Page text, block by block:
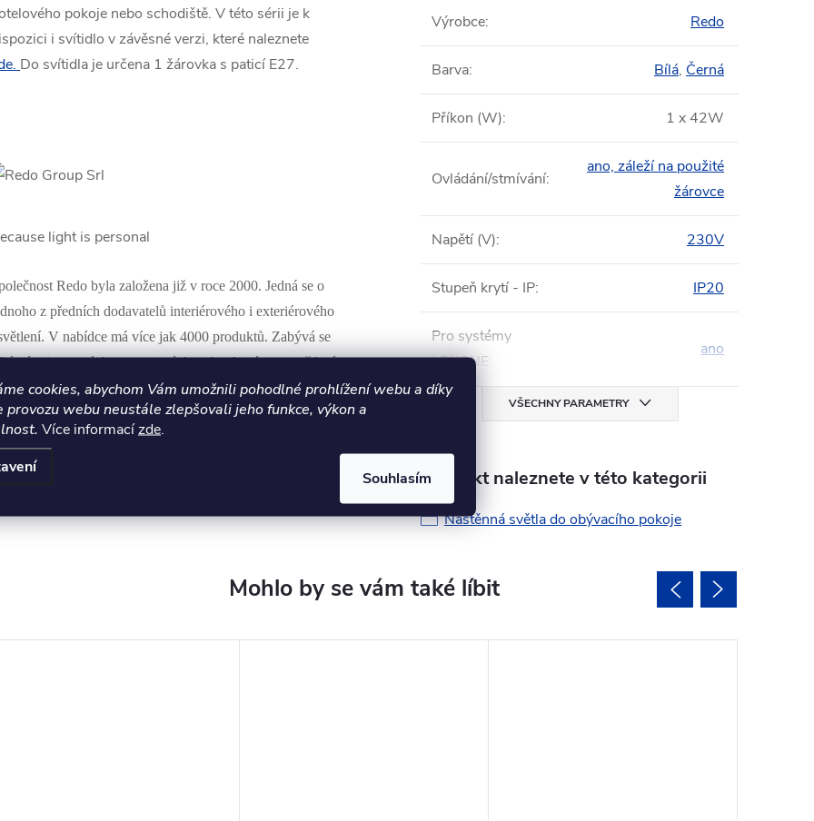
cookies, abychom Vám umožnili pohodlné prohlížení webu a díky
provozu webu neustále zlepšovali jeho funkce, výkon a
Více informacízde.
Souhlasím
pokoje nebo schodiště. V této sérii je k
i svítidlo v závěsné verzi, které naleznete
Do svítidla je určena 1 žárovka s paticí E27.
light is personal
Redo byla založena již v roce 2000. Jedná se o
z předních dodavatelů interiérového i exteriérového
V nabídce má více jak 4000 produktů. Zabývá se
vývojem a výzkumem nových technologií pro osvětlení.
Výrobce: Redo
Barva: Bílá, Černá
Příkon (W): 1 x 42W
Ovládání/stmívání:
ano, záleží na použité
žárovce
Napětí (V): 230V
Stupeň krytí - IP: IP20
Pro systémy
LOXONE:
ano
VŠECHNY PARAMETRY
Produkt naleznete v této kategorii
Nástěnná světla do obývacího pokoje